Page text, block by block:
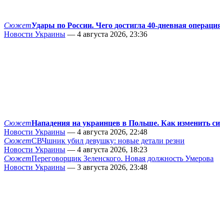
СюжетУдары по России. Чего достигла 40-дневная
Новости Украины — 4 августа 2026, 23:36
СюжетНападения на украинцев в Польше. Как изменить
Новости Украины — 4 августа 2026, 22:48
СюжетСВЧшник убил девушку: новые детали резни
Новости Украины — 4 августа 2026, 18:23
СюжетПереговорщик Зеленского. Новая должность Умерова
Новости Украины — 3 августа 2026, 23:48